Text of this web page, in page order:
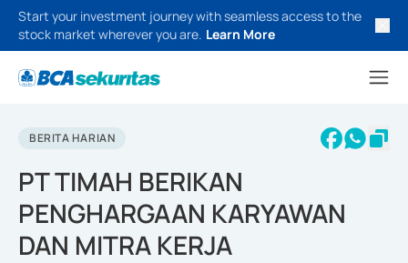
Start your investment journey with seamless access to the
stock market wherever you are. Learn More
BERITA HARIAN
PT TIMAH BERIKAN
PENGHARGAAN KARYAWAN
DAN MITRA KERJA